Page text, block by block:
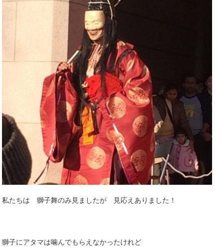
私たちは 獅子舞のみ見ましたが 見応えありました！
獅子にアタマは噛んでもらえなかったけれど